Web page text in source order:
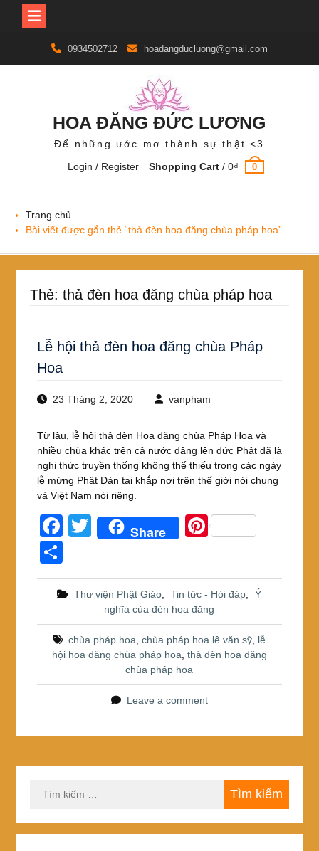
content
0934502712 hoadangducluong@gmail.com
HOA ĐĂNG ĐỨC LƯƠNG
Để những ước mơ thành sự thật <3
Login / Register
Shopping Cart /0₫ 0
Trang chủ
Bài viết được gắn thẻ “thả đèn hoa đăng chùa pháp hoa”
Thẻ: thả đèn hoa đăng chùa pháp hoa
Lễ hội thả đèn hoa đăng chùa Pháp
Hoa
23 Tháng 2, 2020 vanpham
Từ lâu, lễ hội thả đèn Hoa đăng chùa Pháp Hoa và
nhiều chùa khác trên cả nước dâng lên đức Phật đã là
nghi thức truyền thống không thể thiếu trong các ngày
lễ mừng Phật Đản tại khắp nơi trên thế giới nói chung
và Việt Nam nói riêng.
F
a
c
e
o
o
k
T
er
Share
Pi
e
st
h
ar
e
Thư viện Phật Giáo Tin tức - Hỏi đáp
Ý
nghĩa của đèn hoa đăng
chùa pháp hoa ,chùa pháp hoa lê văn sỹ lễ
hội hoa đăng chùa pháp hoa thả đèn hoa đăng
chùa pháp hoa
Leave a comment
kiếm